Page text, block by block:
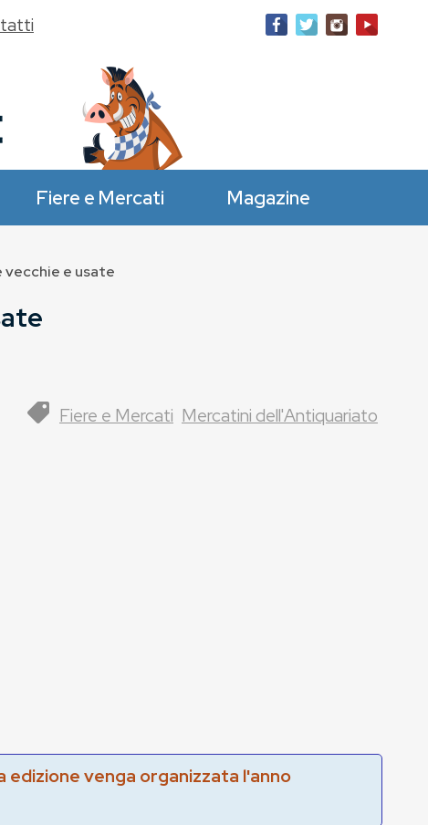
Fiere e Mercati Magazine
vecchie e usate
Fiere e Mercati Mercatini dell'Antiquariato
edizione venga organizzata l'anno